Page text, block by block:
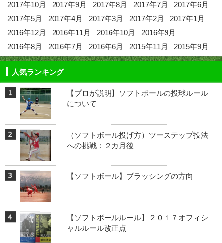
2017年10月
2017年9月 2017年8月 2017年7月
2017年6月
2017年5月
2017年4月 2017年3月 2017年2月
2017年1月
2016年12月
2016年11月 2016年10月
2016年9月
2016年8月
2016年7月 2016年6月 2015年11月 2015年9月
人気ランキング
【プロが説明】ソフトボールの投球ルール
について
（ソフトボール投げ方）ツーステップ投法
への挑戦：２カ月後
【ソフトボール】ブラッシングの方向
【ソフトボールルール】２０１７オフィシ
ャルルール改正点